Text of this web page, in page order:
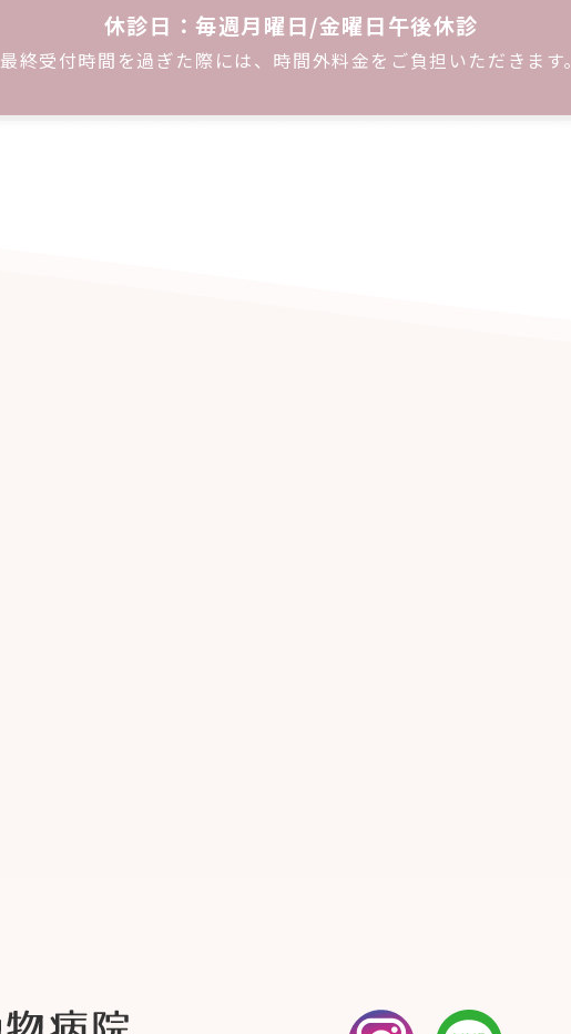
休診日：毎週月曜日/金曜日午後休診
最終受付時間を過ぎた際には、時間外料金をご負担いただきます。